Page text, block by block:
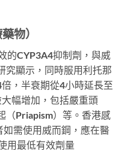
物）
的CYP3A4抑制劑，與威
究顯示，同時服用利托那
，半衰期從4小時延長至
幅增加，包括嚴重頭
（Priapism）等。香港感
需使用威而鋼，應在醫
用最低有效劑量